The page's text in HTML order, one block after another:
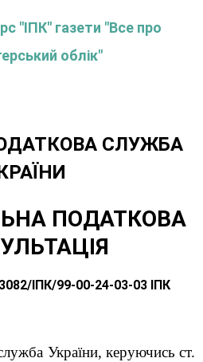
"ІПК" газети "Все про
облік"
СЛУЖБА
ПОДАТКОВА
ІПК/99-00-24-03-03 ІПК
України, керуючись ст.